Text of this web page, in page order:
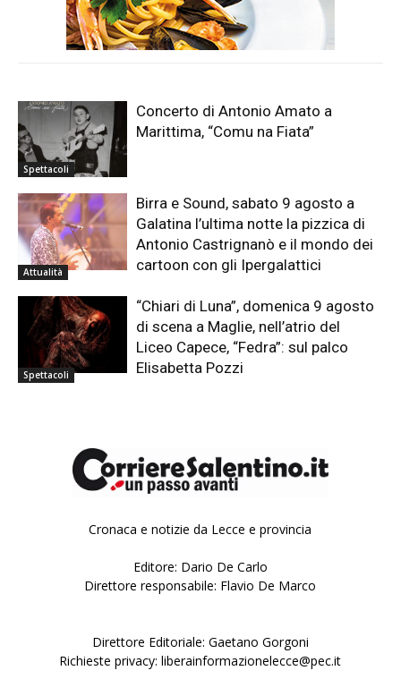
Spettacoli
Concerto di Antonio Amato a
Marittima, “Comu na Fiata”
Attualità
Birra e Sound, sabato 9 agosto a
Galatina l’ultima notte la pizzica di
Antonio Castrignanò e il mondo dei
cartoon con gli Ipergalattici
Spettacoli
“Chiari di Luna”, domenica 9 agosto
di scena a Maglie, nell’atrio del
Liceo Capece, “Fedra”: sul palco
Elisabetta Pozzi
Cronaca e notizie da Lecce e provincia
Editore: Dario De Carlo
Direttore responsabile: Flavio De Marco
Direttore Editoriale: Gaetano Gorgoni
Richieste privacy: liberainformazionelecce@pec.it